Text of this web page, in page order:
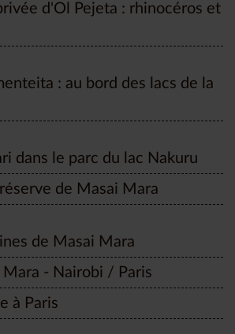
d'Ol Pejeta : rhinocéros et
: au bord des lacs de la
dans le parc du lac Nakuru
de Masai Mara
de Masai Mara
Mara - Nairobi / Paris
à Paris